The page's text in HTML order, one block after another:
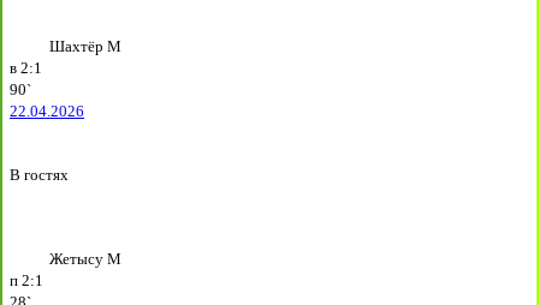
Шахтёр М
в 2:1
90`
22.04.2026
В гостях
Жетысу М
п 2:1